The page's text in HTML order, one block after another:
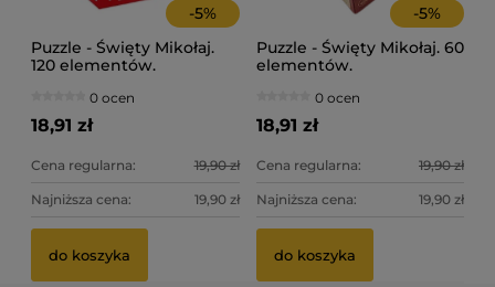
-5%
Puzzle - Święty Mikołaj.
120 elementów.
0 ocen
18,91 zł
Cena regularna: 19,90 zł
Najniższa cena: 19,90 zł
do koszyka
-5%
Puzzle - Święty Mikołaj. 60
elementów.
0 ocen
18,91 zł
Cena regularna: 19,90 zł
Najniższa cena: 19,90 zł
do koszyka